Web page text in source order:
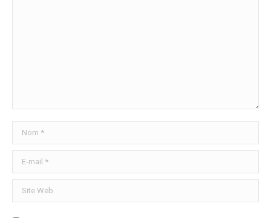
Nom *
E-mail *
Site Web